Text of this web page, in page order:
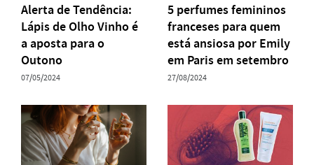
Alerta de Tendência:
Lápis de Olho Vinho é
a aposta para o
Outono
07/05/2024
5 perfumes femininos
franceses para quem
está ansiosa por Emily
em Paris em setembro
27/08/2024